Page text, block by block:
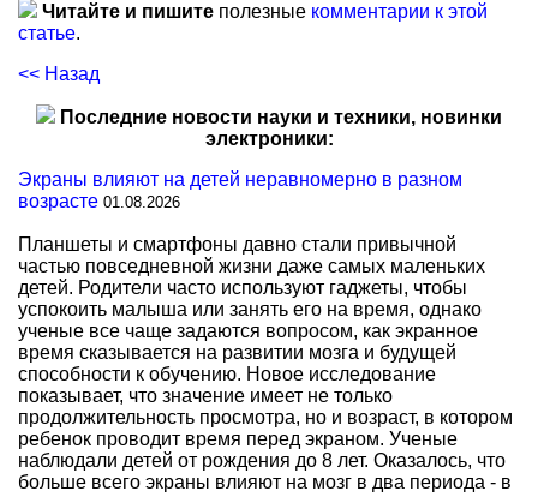
Читайте и пишите полезные комментарии к этой
статье.
<< Назад
Последние новости науки и техники, новинки
электроники:
Экраны влияют на детей неравномерно в разном
возрасте 01.08.2026
Планшеты и смартфоны давно стали привычной
частью повседневной жизни даже самых маленьких
детей. Родители часто используют гаджеты, чтобы
успокоить малыша или занять его на время, однако
ученые все чаще задаются вопросом, как экранное
время сказывается на развитии мозга и будущей
способности к обучению. Новое исследование
показывает, что значение имеет не только
продолжительность просмотра, но и возраст, в котором
ребенок проводит время перед экраном. Ученые
наблюдали детей от рождения до 8 лет. Оказалось, что
больше всего экраны влияют на мозг в два периода - в